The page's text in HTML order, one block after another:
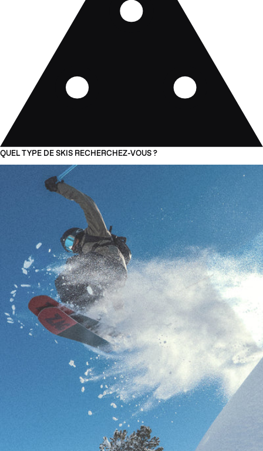
QUEL TYPE DE SKIS RECHERCHEZ-VOUS ?
01